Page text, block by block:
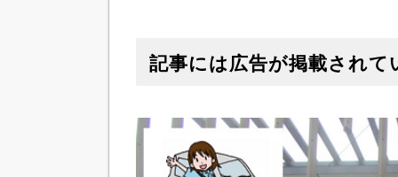
記事には広告が掲載されて